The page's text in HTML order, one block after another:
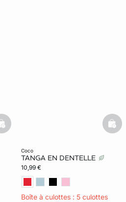
basketfull
coco
TANGA EN DENTELLE
10,99 €
Boîte à culottes : 5 culottes